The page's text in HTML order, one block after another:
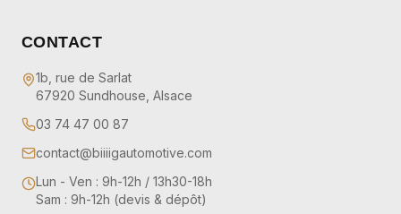
CONTACT
1b, rue de Sarlat
67920 Sundhouse, Alsace
03 74 47 00 87
contact@biiiigautomotive.com
Lun - Ven : 9h-12h / 13h30-18h
Sam : 9h-12h (devis & dépôt)